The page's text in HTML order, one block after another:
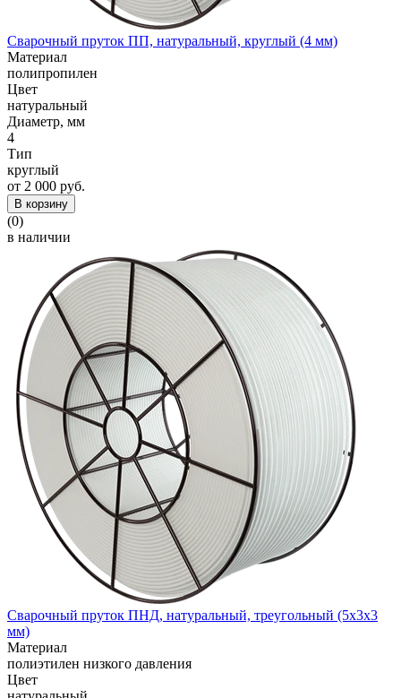
Сварочный пруток ПП, натуральный, круглый (4 мм)
Материал
полипропилен
Цвет
натуральный
Диаметр, мм
4
Тип
круглый
от 2 000 руб.
В корзину
(0)
в наличии
Сварочный пруток ПНД, натуральный, треугольный (5x3x3
мм)
Материал
полиэтилен низкого давления
Цвет